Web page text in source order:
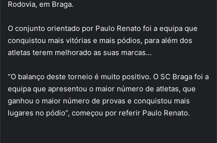
Rodovia, em Braga.
O conjunto orientado por Paulo Renato foi a equipa que
conquistou mais vitórias e mais pódios, para além dos
atletas terem melhorado as suas marcas…
“O balanço deste torneio é muito positivo. O SC Braga foi a
equipa que apresentou o maior número de atletas, que
ganhou o maior número de provas e conquistou mais
lugares no pódio”, começou por referir Paulo Renato.